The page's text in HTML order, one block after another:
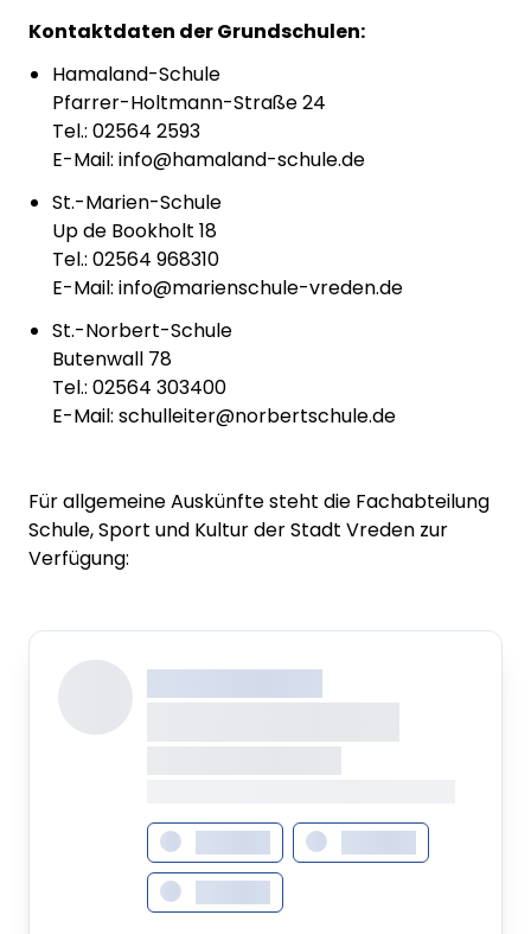
Kontaktdaten der Grundschulen:
Hamaland-Schule
Pfarrer-Holtmann-Straße 24
Tel.: 02564 2593
E-Mail: info@hamaland-schule.de
St.-Marien-Schule
Up de Bookholt 18
Tel.: 02564 968310
E-Mail: info@marienschule-vreden.de
St.-Norbert-Schule
Butenwall 78
Tel.: 02564 303400
E-Mail: schulleiter@norbertschule.de
Für allgemeine Auskünfte steht die Fachabteilung
Schule, Sport und Kultur der Stadt Vreden zur
Verfügung: